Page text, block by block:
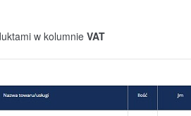
w kolumnieVAT